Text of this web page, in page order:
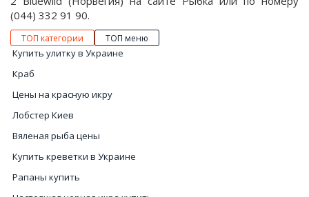
(044) 332 91 90.
ТОП категории ТОП меню
Купить улитку в Украине
Краб
Цены на красную икру
Лобстер Киев
Вяленая рыба цены
Купить креветки в Украине
Рапаны купить